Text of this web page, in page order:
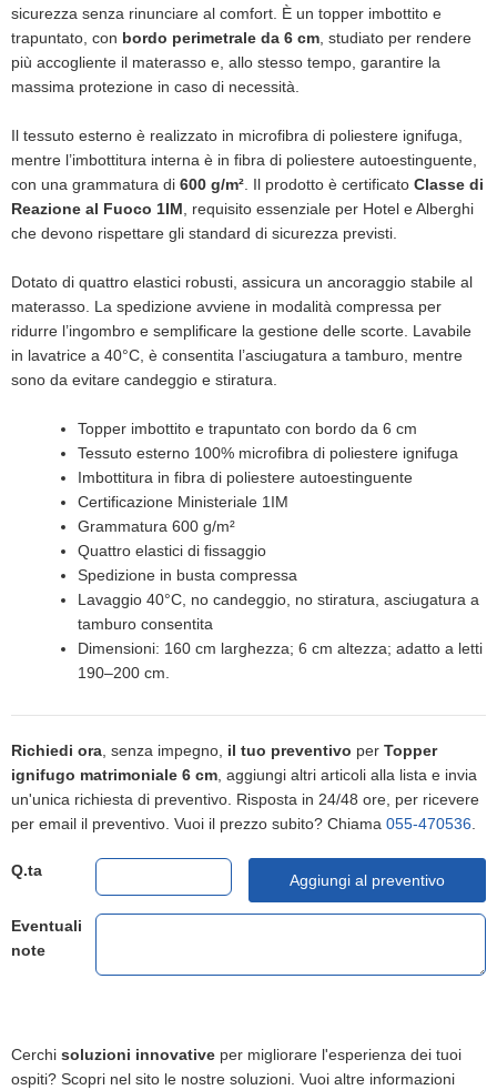
sicurezza senza rinunciare al comfort. È un topper imbottito e
trapuntato, con bordo perimetrale da 6 cm, studiato per rendere
più accogliente il materasso e, allo stesso tempo, garantire la
massima protezione in caso di necessità.
Il tessuto esterno è realizzato in microfibra di poliestere ignifuga,
mentre l’imbottitura interna è in fibra di poliestere autoestinguente,
con una grammatura di 600 g/m². Il prodotto è certificato Classe di
Reazione al Fuoco 1IM, requisito essenziale per Hotel e Alberghi
che devono rispettare gli standard di sicurezza previsti.
Dotato di quattro elastici robusti, assicura un ancoraggio stabile al
materasso. La spedizione avviene in modalità compressa per
ridurre l’ingombro e semplificare la gestione delle scorte. Lavabile
in lavatrice a 40°C, è consentita l’asciugatura a tamburo, mentre
sono da evitare candeggio e stiratura.
Topper imbottito e trapuntato con bordo da 6 cm
Tessuto esterno 100% microfibra di poliestere ignifuga
Imbottitura in fibra di poliestere autoestinguente
Certificazione Ministeriale 1IM
Grammatura 600 g/m²
Quattro elastici di fissaggio
Spedizione in busta compressa
Lavaggio 40°C, no candeggio, no stiratura, asciugatura a
tamburo consentita
Dimensioni: 160 cm larghezza; 6 cm altezza; adatto a letti
190–200 cm.
Richiedi ora, senza impegno, il tuo preventivo per Topper
ignifugo matrimoniale 6 cm, aggiungi altri articoli alla lista e invia
un'unica richiesta di preventivo. Risposta in 24/48 ore, per ricevere
per email il preventivo. Vuoi il prezzo subito? Chiama 055-470536.
Q.ta
Aggiungi al preventivo
Eventuali
note
Cerchi soluzioni innovative per migliorare l'esperienza dei tuoi
ospiti? Scopri nel sito le nostre soluzioni. Vuoi altre informazioni